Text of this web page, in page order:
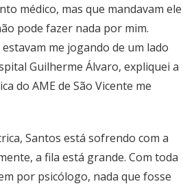
médico, mas que mandavam ele
pode fazer nada por mim.
me jogando de um lado
Guilherme Álvaro, expliquei a
do AME de São Vicente me
Santos está sofrendo com a
a fila está grande. Com toda
por psicólogo, nada que fosse